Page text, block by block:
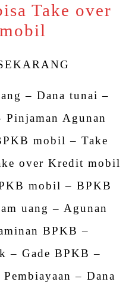
Take over
– Dana tunai –
Pinjaman Agunan
mobil – Take
over Kredit mobil
mobil – BPKB
uang – Agunan
BPKB –
– Gade BPKB –
– Dana